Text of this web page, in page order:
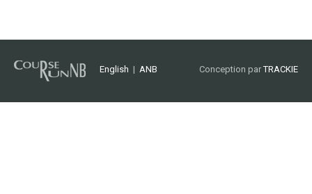
English | ANB Conception parTRACKIE